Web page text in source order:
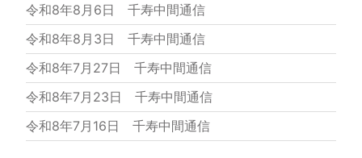
令和8年8月6日 千寿中間通信
令和8年8月3日 千寿中間通信
令和8年7月27日 千寿中間通信
令和8年7月23日 千寿中間通信
令和8年7月16日 千寿中間通信